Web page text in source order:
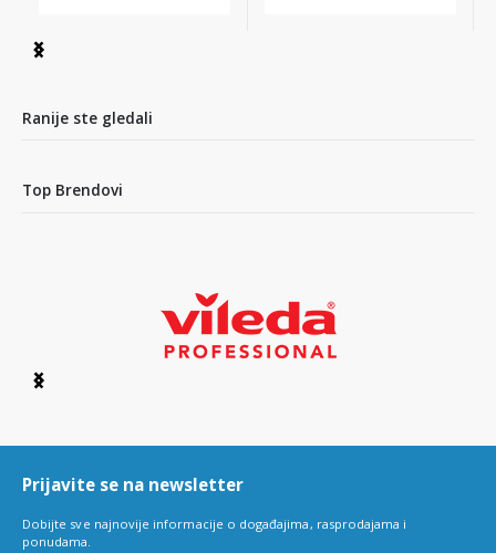
Item
2
Ranije ste gledali
Top Brendovi
Item
6
Prijavite se na newsletter
Dobijte sve najnovije informacije o događajima, rasprodajama i
ponudama.